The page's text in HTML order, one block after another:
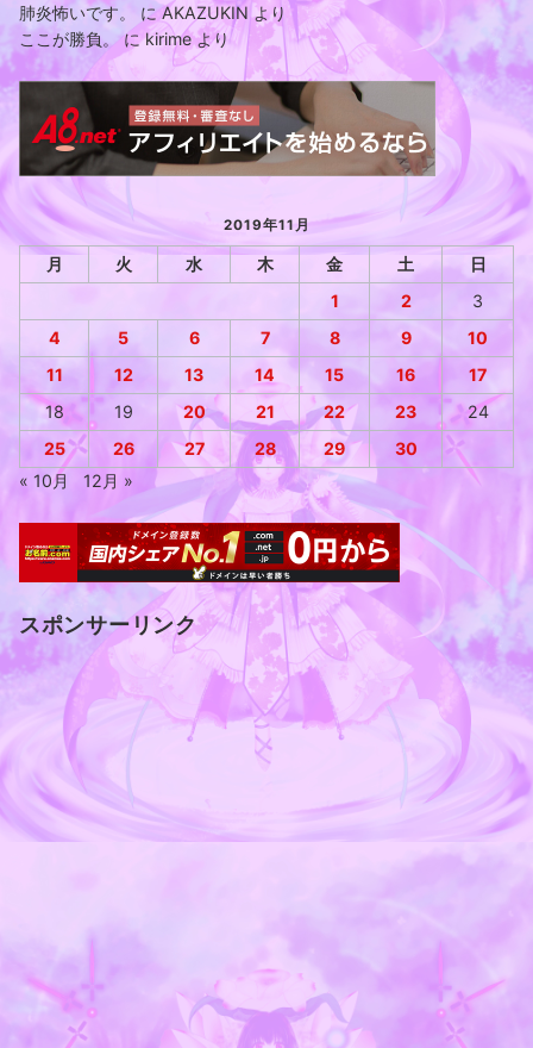
肺炎怖いです。
にAKAZUKIN より
ここが勝負。にkirimeより
2019年11月
月 火 水 木 金 土
日
1
2
3
4
5 6 7 8 9
10
11
12 13 14 15 16
17
18
19 20 21 22 23
24
25
26 27 28 29
30
« 10月
12月 »
スポンサーリンク